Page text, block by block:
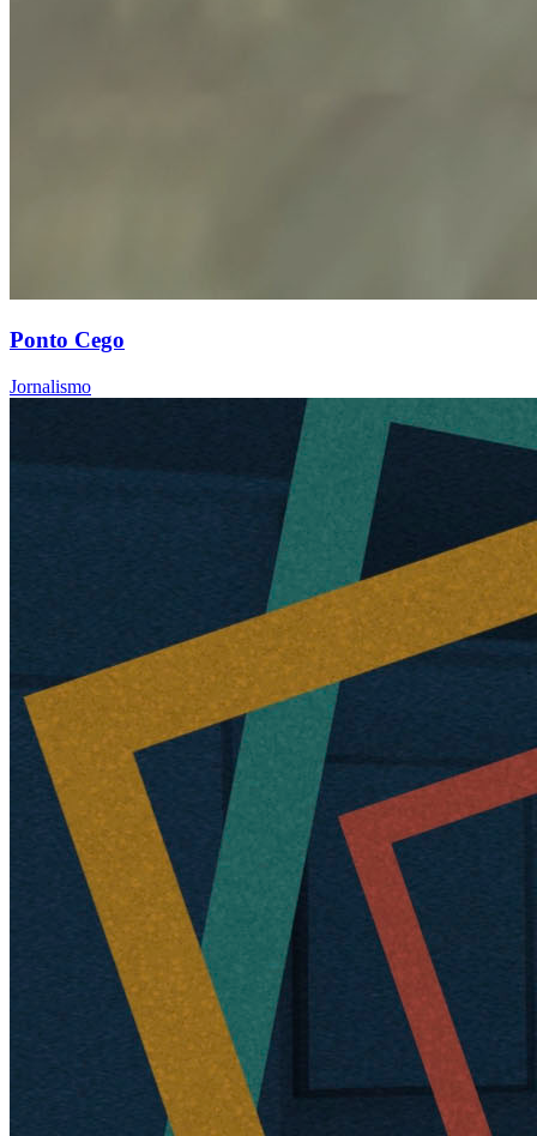
Ponto Cego
Jornalismo